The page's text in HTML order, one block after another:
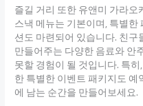
즐길 거리 또한 유앤미 가라
스낵 메뉴는 기본이며, 특별
션도 마련되어 있습니다. 친
만들어주는 다양한 음료와 안
못할 경험이 될 것입니다. 특
한 특별한 이벤트 패키지도
에 남는 순간을 만들어보세요.